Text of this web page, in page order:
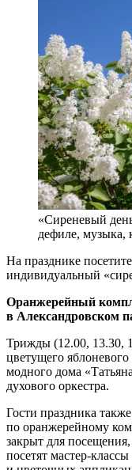
«Сиреневый
дефиле, музыка,
На празднике
индивидуальный
Оранжерейный
в Александровском
Трижды (12.00, 13.30,
цветущего яблоневого
модного дома
духового оркестра.
Гости праздника
по оранжерейному
закрыт для
посетят мастер-